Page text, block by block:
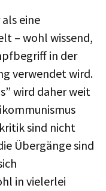
eine
– wohl wissend,
in der
verwendet wird.
wird daher weit
sind nicht
Übergänge sind
in vielerlei